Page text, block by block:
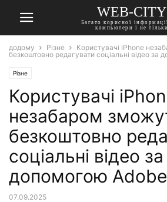
WEB-CITY
Багато корисної
компьютери і не тільки
додому Різне
Користувачі iPhone
безкоштовно редагувати соціальні відео за
Різне
Користувачі
незабаром
безкоштовно
соціальні відео за
допомогою
07.09.2025